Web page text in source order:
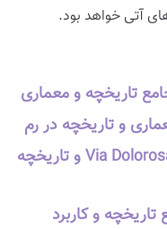
آتی خواهد بود.
تاریخچه و معماری
و تاریخچه در رم
ویا دولوروسا | راهنمای جامع Via Dolorosa و تاریخچه
و کاربرد